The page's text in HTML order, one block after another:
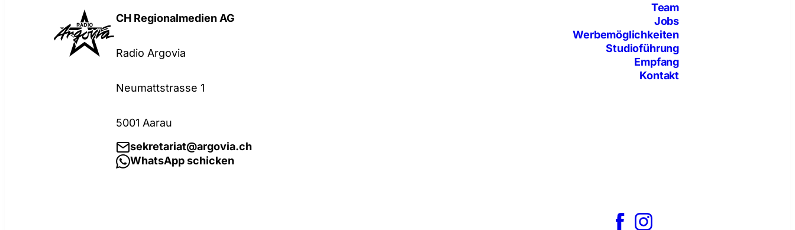
CH Regionalmedien AG
Radio Argovia
Neumattstrasse 1
5001 Aarau
sekretariat@argovia.ch
WhatsApp schicken
Team
Jobs
Werbemöglichkeiten
Studioführung
Empfang
Kontakt